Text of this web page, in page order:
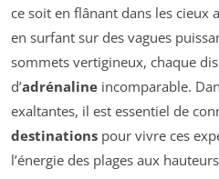
ce soit en flânant dans les cieux
en surfant sur des vagues
sommets vertigineux, chaque
d’adrénaline incomparable.
exaltantes, il est essentiel de
destinations pour vivre ces
l’énergie des plages aux